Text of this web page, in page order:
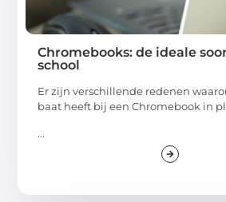
Chromebooks: de ideale
school
Er zijn verschillende redenen
baat heeft bij een Chromebook in
...